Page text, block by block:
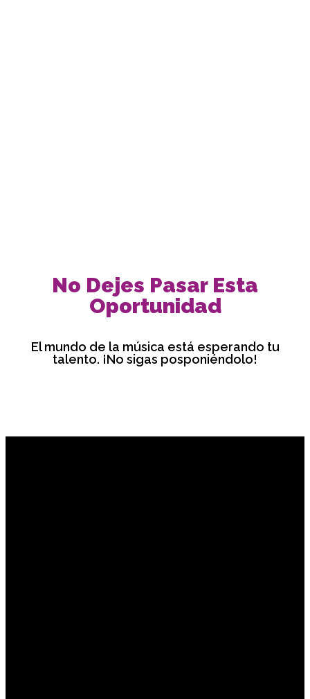
No Dejes Pasar Esta
Oportunidad
El mundo de la música está esperando tu
talento. ¡No sigas posponiéndolo!